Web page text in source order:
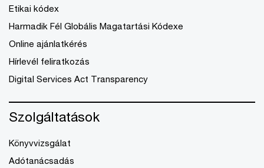
Etikai kódex
Harmadik Fél Globális Magatartási Kódexe
Online ajánlatkérés
Hírlevél feliratkozás
Digital Services Act Transparency
Szolgáltatások
Könyvvizsgálat
Adótanácsadás